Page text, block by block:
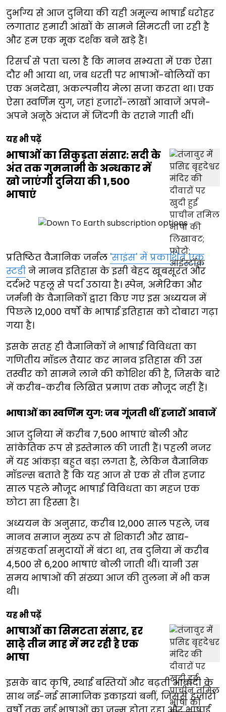
दुर्भाग्य से आज दुनिया की यही अमूल्य भाषाई धरोहर
लगातार हमारी आंखों के सामने सिमटती जा रही है
और हम एक मूक दर्शक बने खड़े हैं।
रिसर्च से पता चला है कि मानव सभ्यता में एक ऐसा
दौर भी आया था, जब धरती पर भाषाओं-बोलियों का
एक अनदेखा, अकल्पनीय मेला सजा करता था। एक
ऐसा स्वर्णिम युग, जहां हजारों-लाखों आवाजें अपने-
अपने अनूठे अंदाज में जिंदगी के तराने गाती थीं।
यह भी पढ़ें
भाषाओं का सिकुड़ता संसार: सदी के
अंत तक गुमनामी के अन्धकार में
खो जाएंगी दुनिया की 1,500
भाषाएं
प्रतिष्ठित वैज्ञानिक जर्नल 'साइंस' में प्रकाशित एक
स्टडी ने मानव इतिहास के इसी बेहद खूबसूरत और
दर्दभरे पहलू से पर्दा उठाया है। स्पेन, अमेरिका और
जर्मनी के वैज्ञानिकों द्वारा किए गए इस अध्ययन में
पिछले 12,000 वर्षों के भाषाई इतिहास को दोबारा गढ़ा
गया है।
इसके सतह ही वैज्ञानिकों ने भाषाई विविधता का
गणितीय मॉडल तैयार कर मानव इतिहास की उस
तस्वीर को सामने लाने की कोशिश की है, जिसके बारे
में करीब-करीब लिखित प्रमाण तक मौजूद नहीं हैं।
भाषाओं का स्वर्णिम युग: जब गूंजती थीं हजारों आवाजें
आज दुनिया में करीब 7,500 भाषाएं बोली और
सांकेतिक रूप से इस्तेमाल की जाती हैं। पहली नजर
में यह आंकड़ा बहुत बड़ा लगता है, लेकिन वैज्ञानिक
मॉडल्स बताते हैं कि यह आज से एक से तीन हजार
साल पहले मौजूद भाषाई विविधता का महज एक
छोटा सा हिस्सा है।
अध्ययन के अनुसार, करीब 12,000 साल पहले, जब
मानव समाज मुख्य रूप से शिकारी और खाद्य-
संग्रहकर्ता समुदायों में बंटा था, तब दुनिया में करीब
4,500 से 6,200 भाषाएं बोली जाती थीं। यानी उस
समय भाषाओं की संख्या आज की तुलना में भी कम
थी।
यह भी पढ़ें
भाषाओं का सिमटता संसार, हर
साढ़े तीन माह में मर रही है एक
भाषा
इसके बाद कृषि, स्थाई बस्तियों और बढ़ती आबादी के
साथ नई-नई सामाजिक इकाइयां बनीं, जिससे हजारों